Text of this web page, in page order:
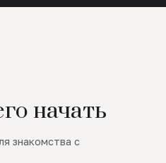
начать
знакомства с